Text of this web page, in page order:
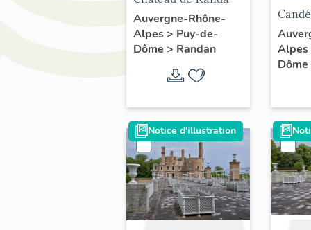
élévation sud, vue
aérienne (drone)
Auvergne-Rhône-
Alpes> Puy-de-
Dôme > Randan
de
Alpes
Dôme
Notice d'illustration